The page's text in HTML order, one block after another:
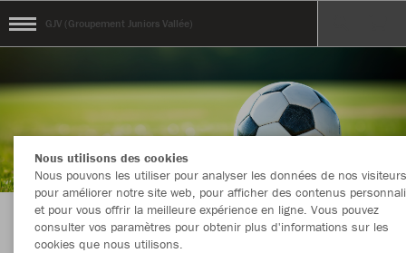
GJV (Groupement Juniors Vallée)
Bienvenue au Teamshop de GJV (Groupement
Nous utilisons des cookies
Nous pouvons les utiliser pour analyser les données de nos
pour améliorer notre site web, pour afficher des contenus
et pour vous offrir la meilleure expérience en ligne. Vous pouvez
consulter vos paramètres pour obtenir plus d'informations sur les
cookies que nous utilisons.